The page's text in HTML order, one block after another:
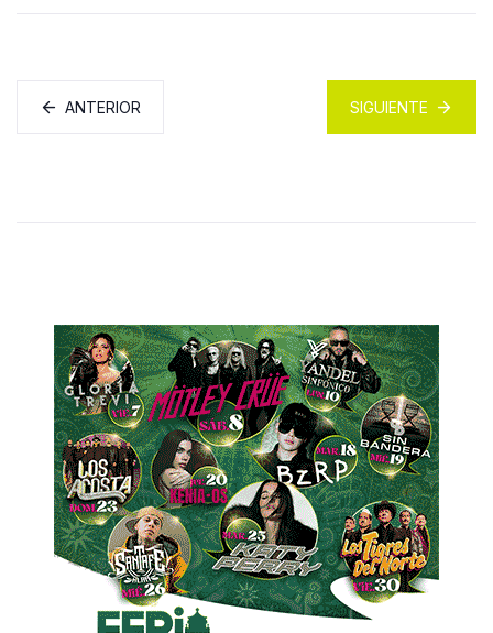
ANTERIOR SIGUIENTE